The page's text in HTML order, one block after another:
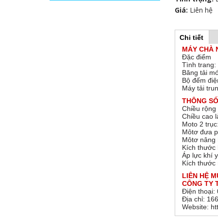
Giá: Liên hệ
H
o
o
n
a
Chi tiết(
t
a
b
h
o
ạ
t
đ
ộ
n
g
)
MÁY CHÀ
Đặc điểm
Tình
Băng tải
Bộ đếm
Máy tải
THÔNG
Chiều
Chiều cao
Moto 2
Môtơ đưa
Môtơ nâng
Kích thước
Áp lực khí
Kích thước
LIÊN HỆ
CÔNG TY
Điện thoại:
Địa chỉ:
Website: